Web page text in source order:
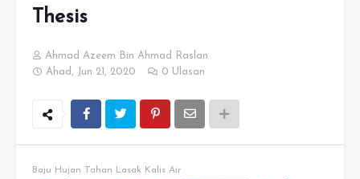
Thesis
Ahmad Azeem Bin Ahmad Raslan
Ahad, Jun 21, 2020
0 Ulasan
Baju Hujan Tahan Lasak Kalis Air